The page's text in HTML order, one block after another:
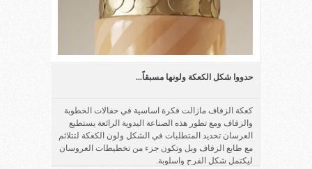
حدووا شكل الكعكة ولونها مسبقاً...
كعكة الزفاف مازالت فكرة اساسية في حفالات الخطوبة
والزفاف ومع تطور هذه الصناعة اليدوية الرائعة يستطيع
العرسان تحديد المتطلبات في الشكل ولون الكعكة لتتلائم
مع طابع الزفاف وبل وتكون جزء من تخطيطات العروسان
ليكتمل شكل الفرح واسلوبة.